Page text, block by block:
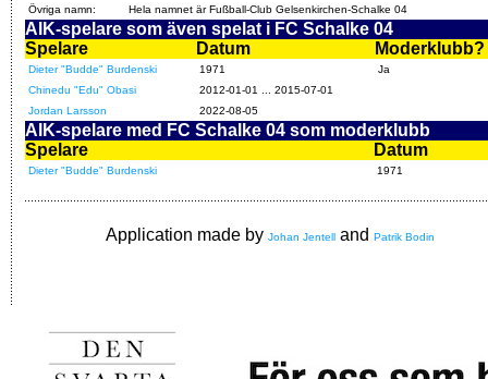
Övriga namn:
Hela namnet är Fußball-Club Gelsenkirchen-Schalke 04
AIK-spelare som även spelat i FC Schalke 04
Spelare
Datum Moderklubb?
Dieter "Budde" Burdenski 1971
Ja
Chinedu "Edu" Obasi
2012-01-01 ... 2015-07-01
Jordan Larsson
2022-08-05
AIK-spelare med FC Schalke 04 som moderklubb
Spelare
Datum
Dieter "Budde" Burdenski 1971
Application made by Johan Jentell and Patrik Bodin